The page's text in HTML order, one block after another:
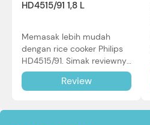
HD4515/91 1,8 L
Memasak lebih mudah
dengan rice cooker Philips
HD4515/91. Simak reviewnya
di sini.
Review